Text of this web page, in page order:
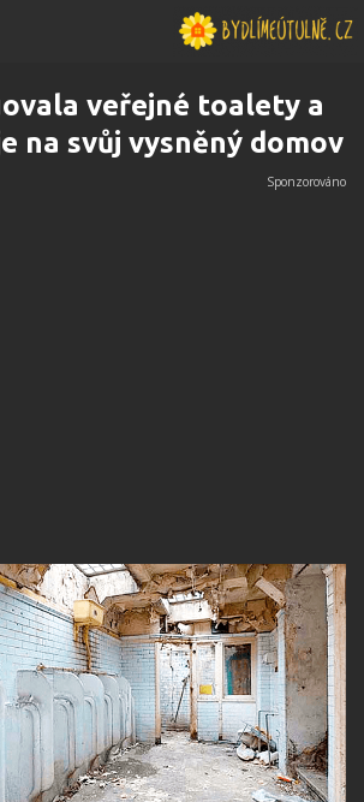
veřejné toalety a
na svůj vysněný domov